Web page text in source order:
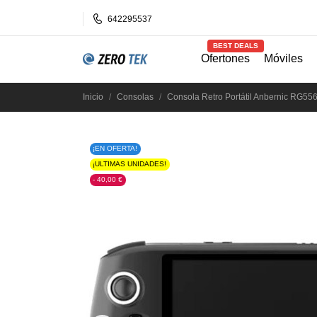
642295537
Ofertones
BEST DEALS
Móviles
Inicio Consolas Consola Retro Portátil Anbernic RG556
¡EN OFERTA!
¡ULTIMAS UNIDADES!
- 40,00 €